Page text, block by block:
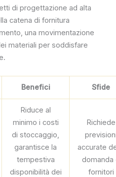
di progettazione ad alta
catena di fornitura
una movimentazione
materiali per soddisfare
Benefici Sfide
Riduce al
minimo i costi
di stoccaggio,
garantisce la
tempestiva
disponibilità dei
Richiede
accurate
domanda
fornitori